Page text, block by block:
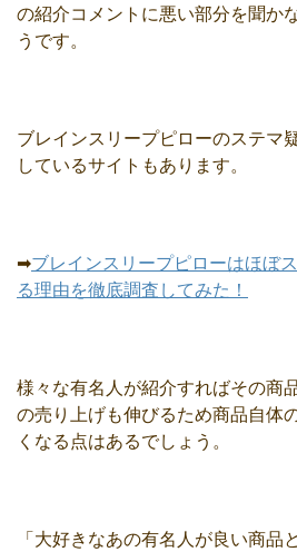
の紹介コメントに悪い部分を聞か
うです。
ブレインスリープピローのステマ
しているサイトもあります。
➡ブレインスリープピローはほぼ
る理由を徹底調査してみた！
様々な有名人が紹介すればその商
の売り上げも伸びるため商品自体
くなる点はあるでしょう。
「大好きなあの有名人が良い商品